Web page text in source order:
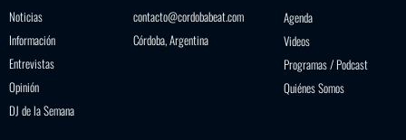
Noticias
Información
Entrevistas
Opinión
DJ de la Semana
contacto@cordobabeat.com
Córdoba, Argentina
Agenda
Videos
Programas / Podcast
Quiénes Somos